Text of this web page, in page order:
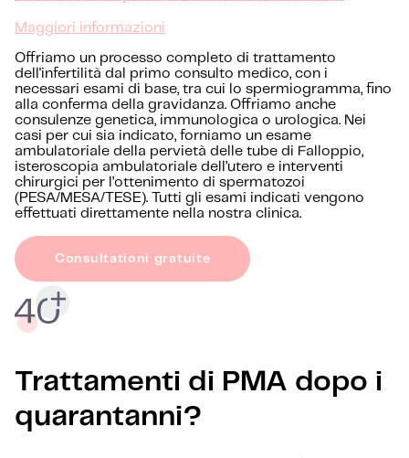
Maggiori informazioni
Offriamo un processo completo di trattamento
dell'infertilità dal primo consulto medico, con i
necessari esami di base, tra cui lo spermiogramma, fino
alla conferma della gravidanza. Offriamo anche
consulenze genetica, immunologica o urologica. Nei
casi per cui sia indicato, forniamo un esame
ambulatoriale della pervietà delle tube di Falloppio,
isteroscopia ambulatoriale dell’utero e interventi
chirurgici per l’ottenimento di spermatozoi
(PESA/MESA/TESE). Tutti gli esami indicati vengono
effettuati direttamente nella nostra clinica.
Consultationi gratuite
Trattamenti di PMA dopo i
quarantanni?